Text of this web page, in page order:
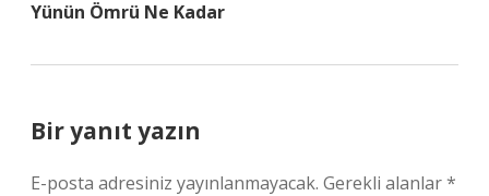
Yünün Ömrü Ne Kadar
Bir yanıt yazın
E-posta adresiniz yayınlanmayacak. Gerekli alanlar*